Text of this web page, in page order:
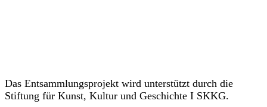
Das Entsammlungsprojekt wird unterstützt durch die
Stiftung für Kunst, Kultur und Geschichte I SKKG.